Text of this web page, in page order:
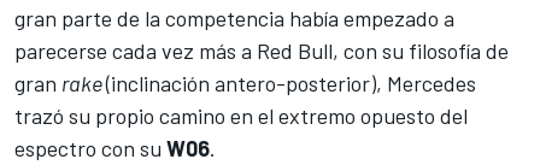
gran parte de la competencia había empezado a
parecerse cada vez más a Red Bull, con su filosofía de
gran rake(inclinación antero-posterior), Mercedes
trazó su propio camino en el extremo opuesto del
espectro con su W06.